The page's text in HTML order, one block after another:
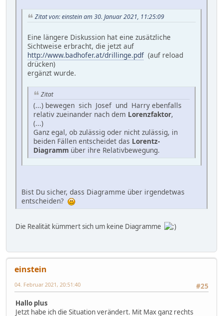
Zitat von: einstein am 30. Januar 2021, 11:25:09
Eine längere Diskussion hat eine zusätzliche
Sichtweise erbracht, die jetzt auf
http://www.badhofer.at/drillinge.pdf (auf reload
drücken)
ergänzt wurde.
Zitat
(...) bewegen sich Josef und Harry ebenfalls
relativ zueinander nach dem Lorenzfaktor,
(...)
Ganz egal, ob zulässig oder nicht zulässig, in
beiden Fällen entscheidet das Lorentz-
Diagramm über ihre Relativbewegung.
Bist Du sicher, dass Diagramme über irgendetwas
entscheiden?
Die Realität kümmert sich um keine Diagramme
einstein
#25
04. Februar 2021, 20:51:40
Hallo plus
Jetzt habe ich die Situation verändert. Mit Max ganz rechts